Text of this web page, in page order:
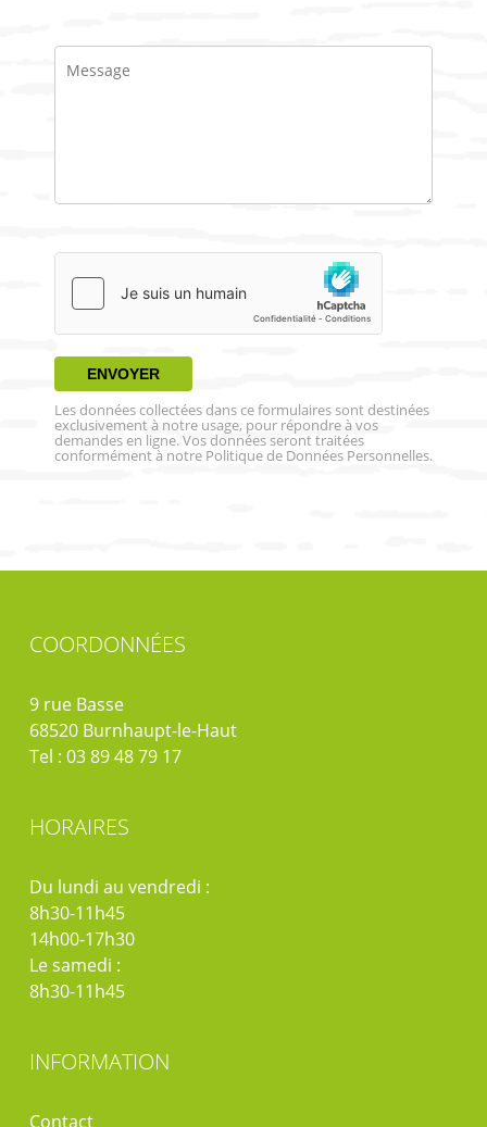
Les données collectées dans ce formulaires sont destinées
exclusivement à notre usage, pour répondre à vos
demandes en ligne. Vos données seront traitées
conformément à notre Politique de Données Personnelles.
COORDONNÉES
9 rue Basse
68520 Burnhaupt-le-Haut
Tel : 03 89 48 79 17
HORAIRES
Du lundi au vendredi :
8h30-11h45
14h00-17h30
Le samedi :
8h30-11h45
INFORMATION
Contact